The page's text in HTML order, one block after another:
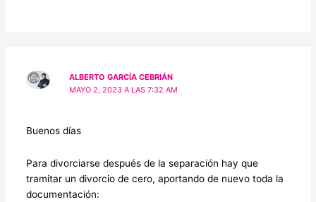
ALBERTO GARCÍA CEBRIÁN
MAYO 2, 2023 A LAS 7:32 AM
Buenos días
Para divorciarse después de la separación hay que
tramitar un divorcio de cero, aportando de nuevo toda la
documentación: